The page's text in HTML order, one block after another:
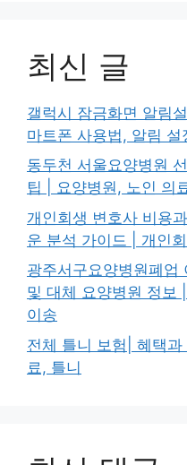
최신 글
갤럭시 잠금화면 알림
마트폰 사용법, 알림 설
동두천 서울요양병원
팁 | 요양병원, 노인 의
개인회생 변호사 비용
운 분석 가이드 | 개인
광주서구요양병원폐업
및 대체 요양병원 정보
이송
전체 틀니 보험| 혜택
료, 틀니